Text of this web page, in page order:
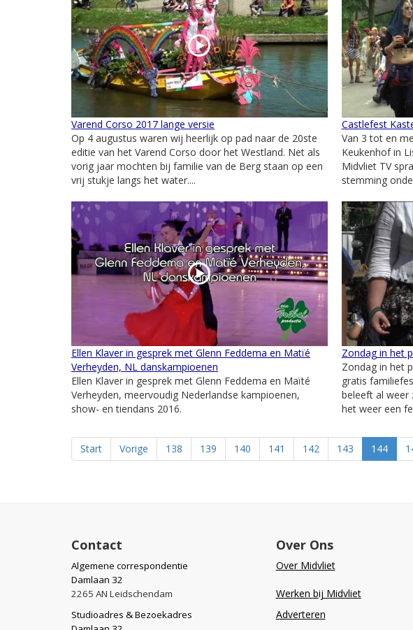
Varend Corso 2017 lange versie
Op 4 augustus waren wij heerlijk op pad naar de 20ste
editie van het Varend Corso door het Westland. Net als
vorig jaar mochten bij familie van de Berg staan op een
vrij stukje langs het water....
Castlefest
Van 3 tot en
Keukenhof in
Midvliet TV
stemming
Ellen Klaver in gesprek met Glenn Feddema en Matïé
Verheyden, NL danskampioenen
Ellen Klaver in gesprek met Glenn Feddema en Maïté
Verheyden, meervoudig Nederlandse kampioenen,
show- en tiendans 2016.
Zondag in het
Zondag in het
gratis
beleeft al weer
het weer een
Start Vorige 138 139 140 141 142 143 144
Contact
Algemene correspondentie
Damlaan 32
2265 AN Leidschendam
Studioadres & Bezoekadres
Over Ons
Over Midvliet
Werken bij Midvliet
Adverteren